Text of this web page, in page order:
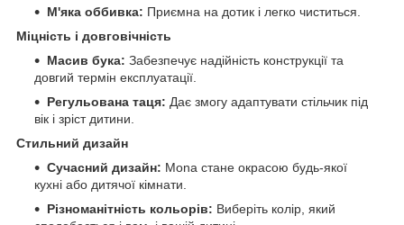
М'яка оббивка: Приємна на дотик і легко чиститься.
Міцність і довговічність
Масив бука: Забезпечує надійність конструкції та
довгий термін експлуатації.
Регульована таця: Дає змогу адаптувати стільчик під
вік і зріст дитини.
Стильний дизайн
Сучасний дизайн: Mona стане окрасою будь-якої
кухні або дитячої кімнати.
Різноманітність кольорів: Виберіть колір, який